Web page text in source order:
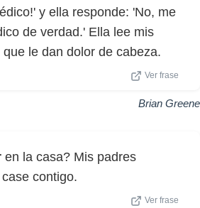
y ella responde: 'No, me
de verdad.' Ella lee mis
que le dan dolor de cabeza.
Ver frase
Brian Greene
en la casa? Mis padres
contigo.
Ver frase